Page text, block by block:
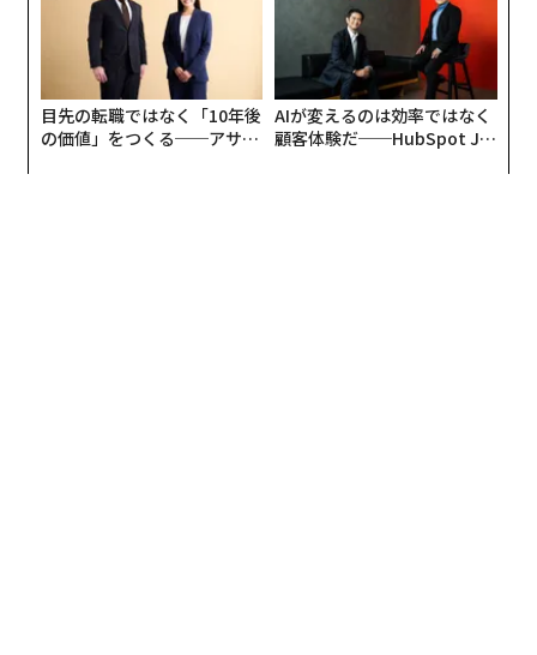
目先の転職ではなく「10年後
の価値」をつくる──アサイ
AIが変えるのは効率ではなく
顧客体験だ──HubSpot Ja